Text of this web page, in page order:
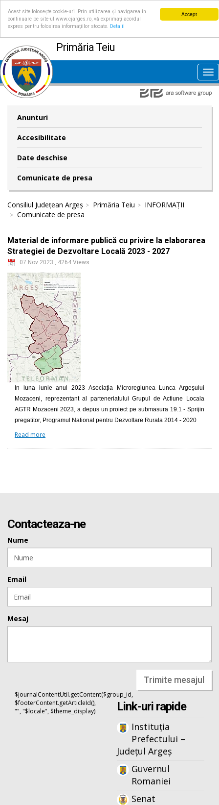
Accept
Acest site folosește cookie-uri. Prin utilizarea și navigarea în
continuare pe site-ul www.cjarges.ro, vă exprimați acordul
expres pentru folosirea informațiilor stocate.
Detalii
Primăria Teiu
Anunturi
Accesibilitate
Date deschise
Comunicate de presa
Consiliul Județean Argeș Primăria Teiu
INFORMAȚII
Comunicate de presa
Material de informare publică cu privire la elaborarea
Strategiei de Dezvoltare Locală 2023 - 2027
07 Nov 2023 , 4264 Views
In luna iunie anul 2023 Asociația Microregiunea Lunca Argeșului
Mozaceni, reprezentant al parteneriatului Grupul de Actiune Locala
AGTR Mozaceni 2023, a depus un proiect pe submasura 19.1 - Sprijin
pregatitor, Programul National pentru Dezvoltare Rurala 2014 - 2020
Read more
Contacteaza-ne
Nume
Email
Mesaj
Trimite mesajul
$journalContentUtil.getContent($group_id,
$footerContent.getArticleId(),
"", "$locale", $theme_display)
Link-uri rapide
Instituția
Prefectului –
Județul Argeș
Guvernul
Romaniei
Senat